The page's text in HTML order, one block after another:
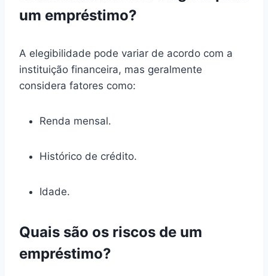
um empréstimo?
A elegibilidade pode variar de acordo com a
instituição financeira, mas geralmente
considera fatores como:
Renda mensal.
Histórico de crédito.
Idade.
Quais são os riscos de um
empréstimo?